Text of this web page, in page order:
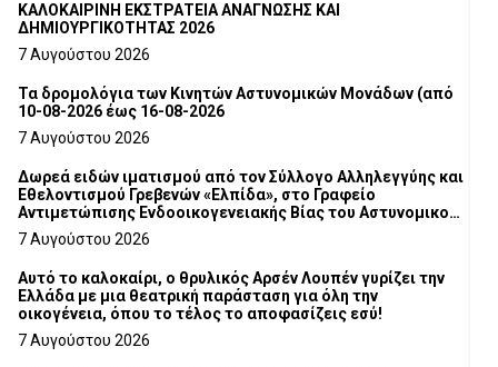
ΚΑΛΟΚΑΙΡΙΝΗ ΕΚΣΤΡΑΤΕΙΑ ΑΝΑΓΝΩΣΗΣ ΚΑΙ
ΔΗΜΙΟΥΡΓΙΚΟΤΗΤΑΣ 2026
7 Αυγούστου 2026
Τα δρομολόγια των Κινητών Αστυνομικών Μονάδων (από
10-08-2026 έως 16-08-2026
7 Αυγούστου 2026
Δωρεά ειδών ιματισμού από τον Σύλλογο Αλληλεγγύης και
Εθελοντισμού Γρεβενών «Ελπίδα», στο Γραφείο
Αντιμετώπισης Ενδοοικογενειακής Βίας του Αστυνομικού
Τμήματος Γρεβενών
7 Αυγούστου 2026
Αυτό το καλοκαίρι, ο θρυλικός Αρσέν Λουπέν γυρίζει την
Ελλάδα με μια θεατρική παράσταση για όλη την
οικογένεια, όπου το τέλος το αποφασίζεις εσύ!
7 Αυγούστου 2026